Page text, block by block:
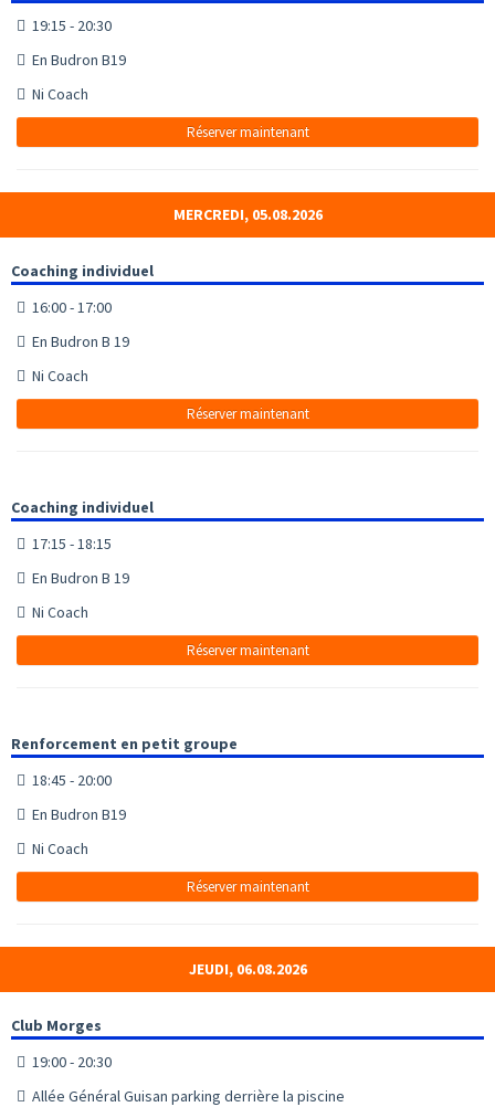
19:15 - 20:30
En Budron B19
Ni Coach
Réserver maintenant
MERCREDI, 05.08.2026
Coaching individuel
16:00 - 17:00
En Budron B 19
Ni Coach
Réserver maintenant
Coaching individuel
17:15 - 18:15
En Budron B 19
Ni Coach
Réserver maintenant
Renforcement en petit groupe
18:45 - 20:00
En Budron B19
Ni Coach
Réserver maintenant
JEUDI, 06.08.2026
Club Morges
19:00 - 20:30
Allée Général Guisan parking derrière la piscine